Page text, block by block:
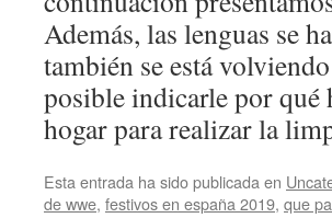
Además, las lenguas se
también se está
posible indicarle por qué
hogar para realizar la
Esta entrada ha sido publicada en
de wwe, festivos en españa 2019, que